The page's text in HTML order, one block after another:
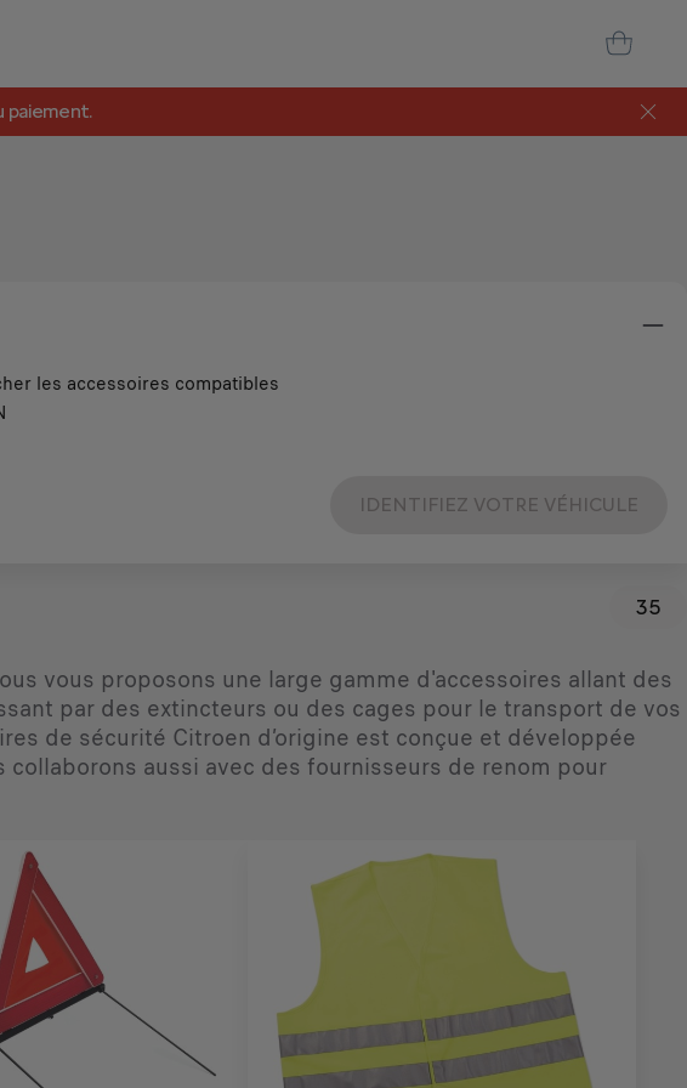
paiement.
les accessoires compatibles
IDENTIFIEZ VOTRE VÉHICULE
35
vous proposons une large gamme d'accessoires allant des
par des extincteurs ou des cages pour le transport de vos
de sécurité Citroen d’origine est conçue et développée
aussi avec des fournisseurs de renom pour